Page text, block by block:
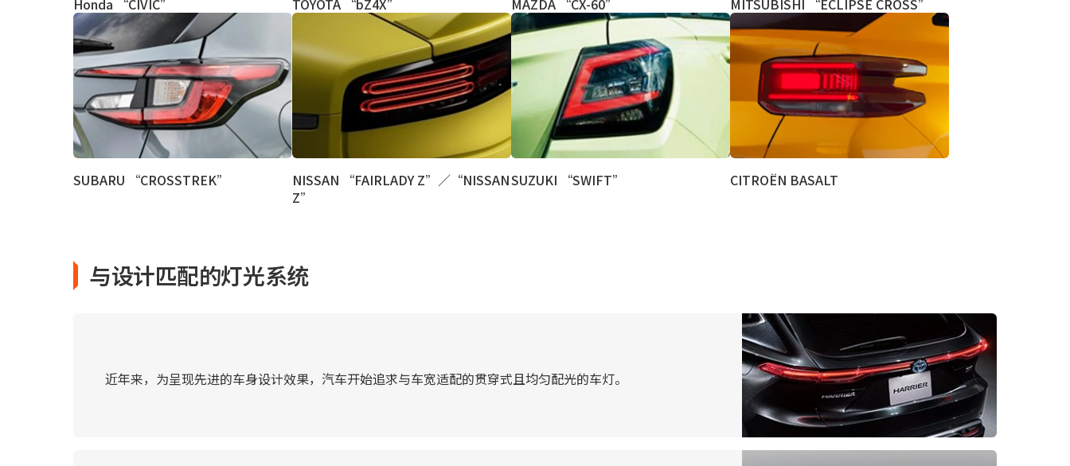
SUBARU “CROSSTREK”
NISSAN “FAIRLADY Z”／“NISSAN
Z”
SUZUKI “SWIFT” CITROËN BASALT
与设计匹配的灯光系统
近年来，为呈现先进的车身设计效果，汽车开始追求与车宽适配的贯穿式且均匀配光的车灯。